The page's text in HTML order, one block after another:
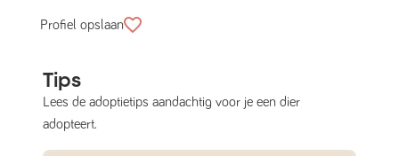
Profiel opslaan
Tips
Lees de adoptietips aandachtig voor je een dier
adopteert.